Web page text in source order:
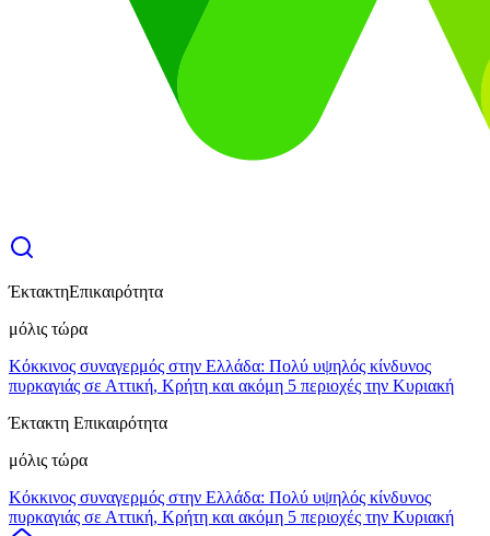
ΈκτακτηΕπικαιρότητα
μόλις τώρα
Κόκκινος συναγερμός στην Ελλάδα: Πολύ υψηλός κίνδυνος
πυρκαγιάς σε Αττική, Κρήτη και ακόμη 5 περιοχές την Κυριακή
Έκτακτη Επικαιρότητα
μόλις τώρα
Κόκκινος συναγερμός στην Ελλάδα: Πολύ υψηλός κίνδυνος
πυρκαγιάς σε Αττική, Κρήτη και ακόμη 5 περιοχές την Κυριακή